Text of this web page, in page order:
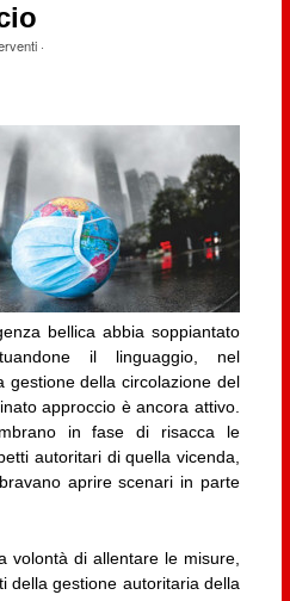
·
bellica abbia soppiantato
il linguaggio, nel
gestione della circolazione del
approccio è ancora attivo.
in fase di risacca le
autoritari di quella vicenda,
aprire scenari in parte
volontà di allentare le misure,
della gestione autoritaria della